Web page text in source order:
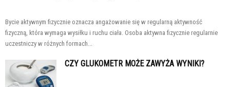
Bycie aktywnym fizycznie oznacza angażowanie się w regularną aktywność
fizyczną, która wymaga wysiłku i ruchu ciała. Osoba aktywna fizycznie regularnie
uczestniczy w różnych formach...
CZY GLUKOMETR MOŻE ZAWYŻA WYNIKI?